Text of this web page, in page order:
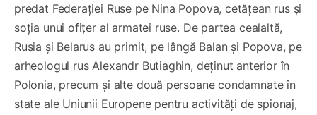
predat Federației Ruse pe Nina Popova, cetățean rus și
soția unui ofițer al armatei ruse. De partea cealaltă,
Rusia și Belarus au primit, pe lângă Balan și Popova, pe
arheologul rus Alexandr Butiaghin, deținut anterior în
Polonia, precum și alte două persoane condamnate în
state ale Uniunii Europene pentru activități de spionaj,